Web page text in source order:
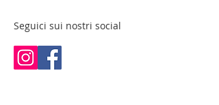
Seguici sui nostri social